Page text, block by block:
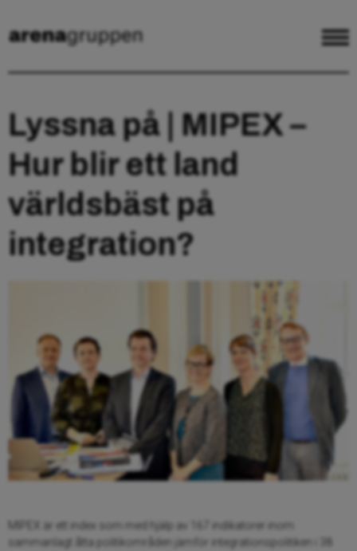
Lyssna på | MIPEX –
Hur blir ett land
världsbäst på
integration?
MIPEX är ett index som med hjälp av 167 indikatorer inom
sammanlagt åtta politikområden jämför integrationspolitiken i 38